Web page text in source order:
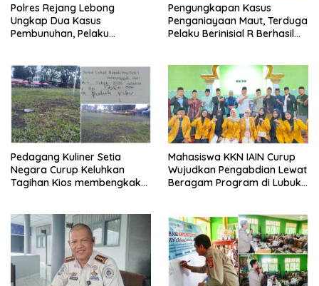
Polres Rejang Lebong
Ungkap Dua Kasus
Pembunuhan, Pelaku
Pengungkapan Kasus
Penganiayaan Maut, Terduga
Pelaku Berinisial R Berhasil
Pedagang Kuliner Setia
Negara Curup Keluhkan
Tagihan Kios membengkak
Mahasiswa KKN IAIN Curup
Wujudkan Pengabdian Lewat
Beragam Program di Lubuk